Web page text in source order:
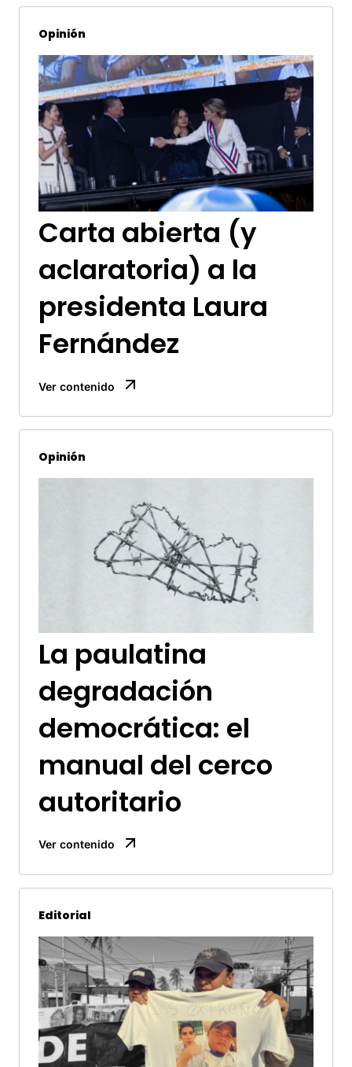
Opinión
Carta abierta (y
aclaratoria) a la
presidenta Laura
Fernández
Ver contenido
Opinión
La paulatina
degradación
democrática: el
manual del cerco
autoritario
Ver contenido
Editorial